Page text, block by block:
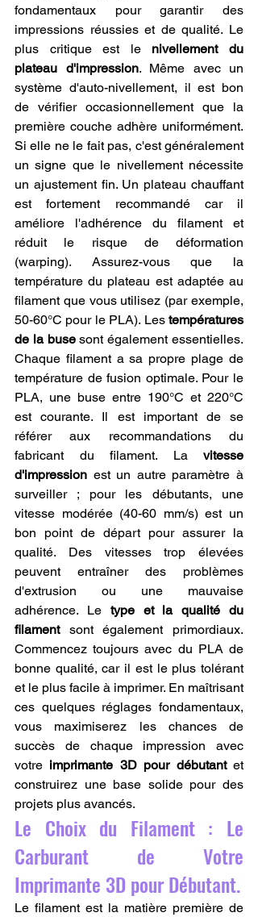
fondamentaux pour garantir des
impressions réussies et de qualité. Le
plus critique est le nivellement du
plateau d'impression. Même avec un
système d'auto-nivellement, il est bon
de vérifier occasionnellement que la
première couche adhère uniformément.
Si elle ne le fait pas, c'est généralement
un signe que le nivellement nécessite
un ajustement fin. Un plateau chauffant
est fortement recommandé car il
améliore l'adhérence du filament et
réduit le risque de déformation
(warping). Assurez-vous que la
température du plateau est adaptée au
filament que vous utilisez (par exemple,
50-60°C pour le PLA). Les températures
de la buse sont également essentielles.
Chaque filament a sa propre plage de
température de fusion optimale. Pour le
PLA, une buse entre 190°C et 220°C
est courante. Il est important de se
référer aux recommandations du
fabricant du filament. La vitesse
d'impression est un autre paramètre à
surveiller ; pour les débutants, une
vitesse modérée (40-60 mm/s) est un
bon point de départ pour assurer la
qualité. Des vitesses trop élevées
peuvent entraîner des problèmes
d'extrusion ou une mauvaise
adhérence. Le type et la qualité du
filament sont également primordiaux.
Commencez toujours avec du PLA de
bonne qualité, car il est le plus tolérant
et le plus facile à imprimer. En maîtrisant
ces quelques réglages fondamentaux,
vous maximiserez les chances de
succès de chaque impression avec
votre imprimante 3D pour débutant et
construirez une base solide pour des
projets plus avancés.
Le Choix du Filament : Le
Carburant de Votre
Imprimante 3D pour Débutant.
Le filament est la matière première de